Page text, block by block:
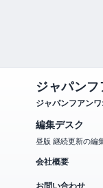
ジャパン
ジャパンフアン
編集デスク
昼版 継続更新の編
会社概要
お問い合わせ